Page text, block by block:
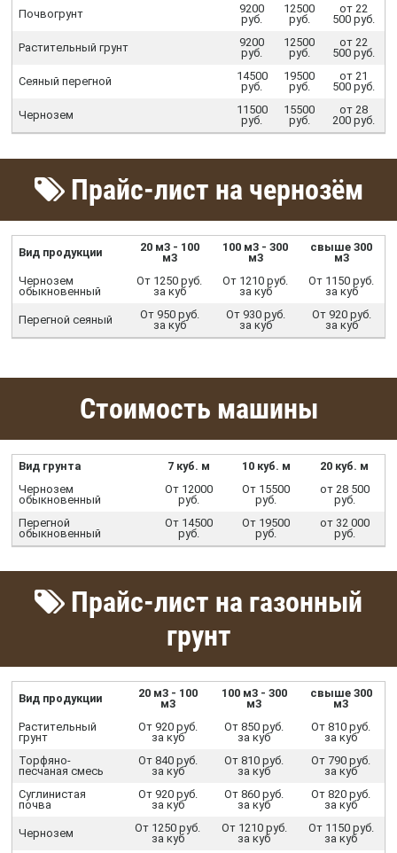
Почвогрунт
9200
руб.
12500
руб.
от 22
500 руб.
Растительный грунт
9200
руб.
12500
руб.
от 22
500 руб.
Сеяный перегной
14500
руб.
19500
руб.
от 21
500 руб.
Чернозем
11500
руб.
15500
руб.
от 28
200 руб.
Прайс-лист на чернозём
Вид продукции
20 м3 - 100
м3
100 м3 - 300
м3
свыше 300
м3
Чернозем
обыкновенный
От 1250 руб.
за куб
От 1210 руб.
за куб
От 1150 руб.
за куб
Перегной сеяный
От 950 руб.
за куб
От 930 руб.
за куб
От 920 руб.
за куб
Стоимость машины
Вид грунта 7 куб. м 10 куб. м
20 куб. м
Чернозем
обыкновенный
От 12000
руб.
От 15500
руб.
от 28 500
руб.
Перегной
обыкновенный
От 14500
руб.
От 19500
руб.
от 32 000
руб.
Прайс-лист на газонный
грунт
Вид продукции
20 м3 - 100
м3
100 м3 - 300
м3
свыше 300
м3
Растительный
грунт
От 920 руб.
за куб
От 850 руб.
за куб
От 810 руб.
за куб
Торфяно-
песчаная смесь
От 840 руб.
за куб
От 810 руб.
за куб
От 790 руб.
за куб
Суглинистая
почва
От 920 руб.
за куб
От 860 руб.
за куб
От 820 руб.
за куб
Чернозем
От 1250 руб.
за куб
От 1210 руб.
за куб
От 1150 руб.
за куб